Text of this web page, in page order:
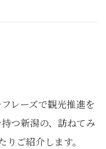
レーズで観光推進を
つ新潟の、訪ねてみ
ご紹介します。